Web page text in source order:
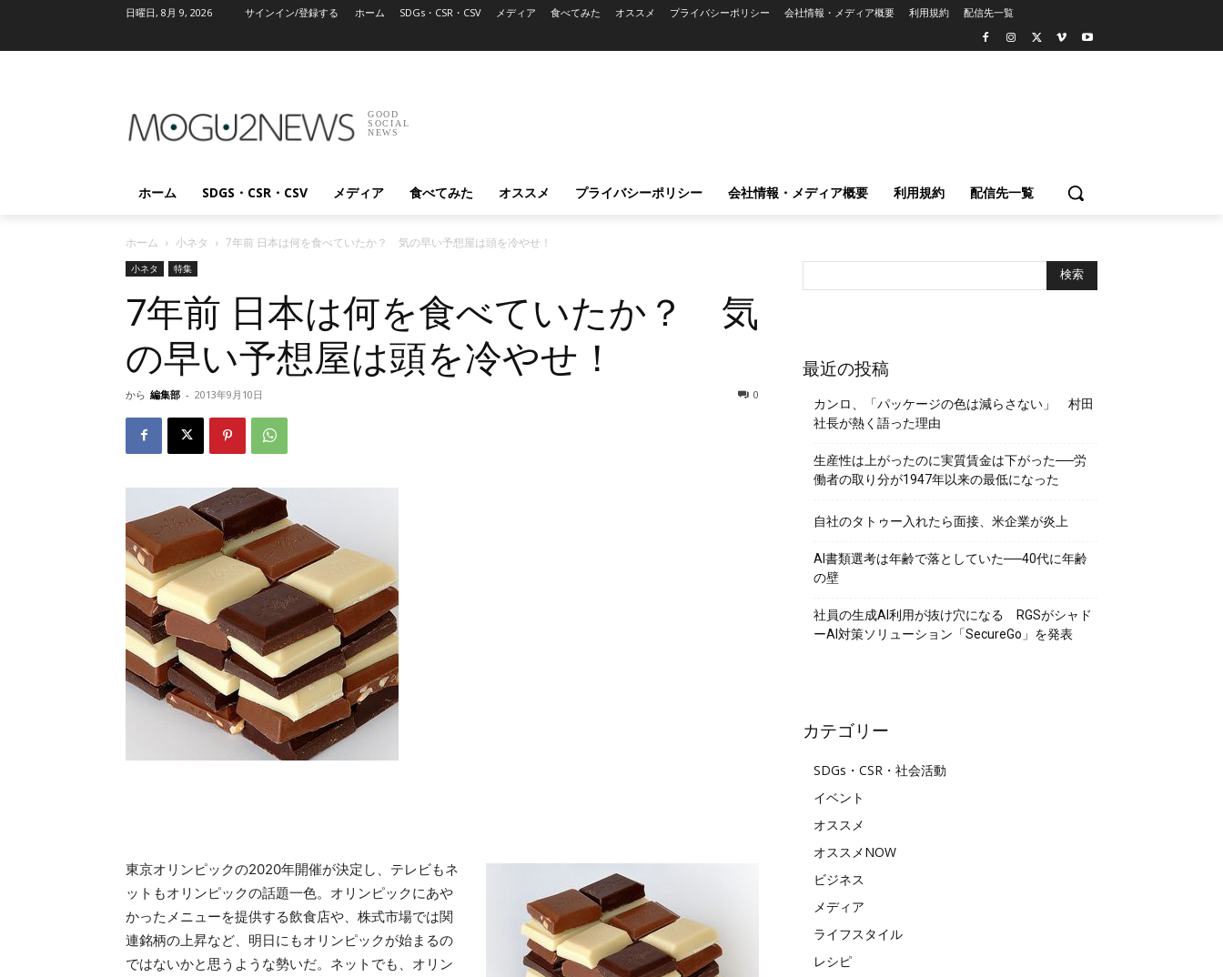
日曜日, 8月 9, 2026 サインイン/登録する ホーム SDGs・CSR・CSV メディア 食べてみた オススメ プライバシーポリシー 会社情報・メディア概要 利用規約 配信先一覧
GOOD
SOCIAL
NEWS
ホーム SDGS・CSR・CSV メディア 食べてみた オススメ プライバシーポリシー 会社情報・メディア概要 利用規約 配信先一覧
ホーム 小ネタ 7年前 日本は何を食べていたか？ 気の早い予想屋は頭を冷やせ！
小ネタ 特集
7年前 日本は何を食べていたか？ 気
の早い予想屋は頭を冷やせ！
から 編集部 - 2013年9月10日 0
東京オリンピックの2020年開催が決定し、テレビもネ
ットもオリンピックの話題一色。オリンピックにあや
かったメニューを提供する飲食店や、株式市場では関
連銘柄の上昇など、明日にもオリンピックが始まるの
ではないかと思うような勢いだ。ネットでも、オリン
最近の投稿
カンロ、「パッケージの色は減らさない」 村田
社長が熱く語った理由
生産性は上がったのに実質賃金は下がった──労
働者の取り分が1947年以来の最低になった
自社のタトゥー入れたら面接、米企業が炎上
AI書類選考は年齢で落としていた──40代に年齢
の壁
社員の生成AI利用が抜け穴になる RGSがシャド
ーAI対策ソリューション「SecureGo」を発表
カテゴリー
SDGs・CSR・社会活動
イベント
オススメ
オススメNOW
ビジネス
メディア
ライフスタイル
レシピ